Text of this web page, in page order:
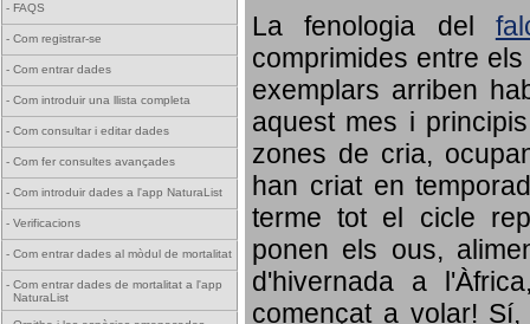
- FAQS
- Com registrar-se
- Com entrar dades
- Com introduir una llista completa
- Com consultar i editar dades
- Com fer consultes avançades
- Com introduir dades a l'app NaturaList
- Verificacions
- Com entrar dades al mòdul de mortalitat
- Com entrar dades de mortalitat a l'app
NaturaList
La fenologia del
comprimides entre
exemplars arriben
aquest mes i
zones de cria,
han criat en
terme tot el cicle
ponen els ous,
d'hivernada a
començat a volar!